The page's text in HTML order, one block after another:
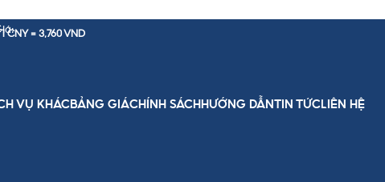
1 CNY = 3,760 VND
VỤ KHÁC BẢNG GIÁCHÍNH SÁCH HƯỚNG DẪNTIN TỨC LIÊN HỆ